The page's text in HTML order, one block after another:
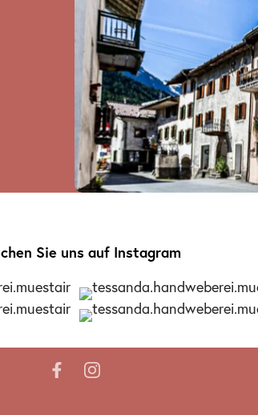
Sie uns auf Instagram